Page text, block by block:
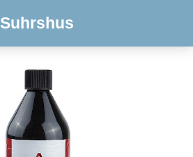
Suhrshus